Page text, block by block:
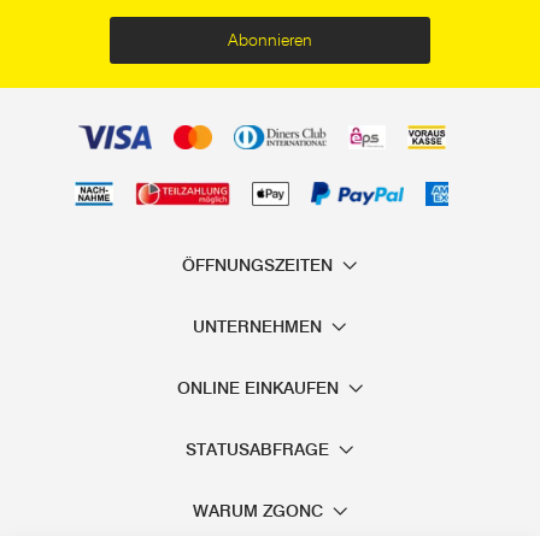
Abonnieren
ÖFFNUNGSZEITEN
UNTERNEHMEN
ONLINE EINKAUFEN
STATUSABFRAGE
WARUM ZGONC